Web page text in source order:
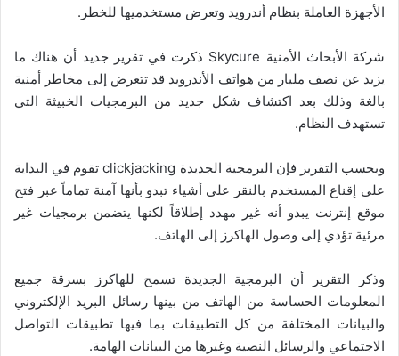
الأجهزة العاملة بنظام أندرويد وتعرض مستخدميها للخطر.
شركة الأبحاث الأمنية Skycure ذكرت في تقرير جديد أن هناك ما
يزيد عن نصف مليار من هواتف الأندرويد قد تتعرض إلى مخاطر أمنية
بالغة وذلك بعد اكتشاف شكل جديد من البرمجيات الخبيثة التي
تستهدف النظام.
وبحسب التقرير فإن البرمجية الجديدة clickjacking تقوم في البداية
على إقناع المستخدم بالنقر على أشياء تبدو بأنها آمنة تماماً عبر فتح
موقع إنترنت يبدو أنه غير مهدد إطلاقاً لكنها يتضمن برمجيات غير
مرئية تؤدي إلى وصول الهاكرز إلى الهاتف.
وذكر التقرير أن البرمجية الجديدة تسمح للهاكرز بسرقة جميع
المعلومات الحساسة من الهاتف من بينها رسائل البريد الإلكتروني
والبيانات المختلفة من كل التطبيقات بما فيها تطبيقات التواصل
الاجتماعي والرسائل النصية وغيرها من البيانات الهامة.